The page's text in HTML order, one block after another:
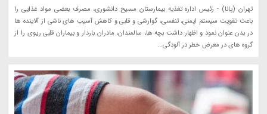
تهران (پانا) - رئیس اداره تغذیه بیمارستان مسیح دانشوری، مصرف بعضی مواد غذایی را
باعث تقویت سیستم ایمنی، تنفسی، گوارشی و قلبی و کاهش آسیب های ناشی از آلاینده ها
در بدن عنوان نمود و اظهار داشت بچه ها، سالمندان، مادران باردار و بیماران قلبی ریوی را از
گروه های در معرض خطر در آلودگی...